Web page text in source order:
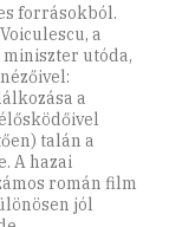
forrásokból.
a
utóda,
a
talán a
A hazai
román film
jól